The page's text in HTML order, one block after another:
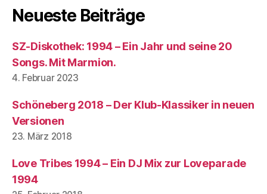
Neueste Beiträge
SZ-Diskothek: 1994 – Ein Jahr und seine 20
Songs. Mit Marmion.
4. Februar 2023
Schöneberg 2018 – Der Klub-Klassiker in neuen
Versionen
23. März 2018
Love Tribes 1994 – Ein DJ Mix zur Loveparade
1994